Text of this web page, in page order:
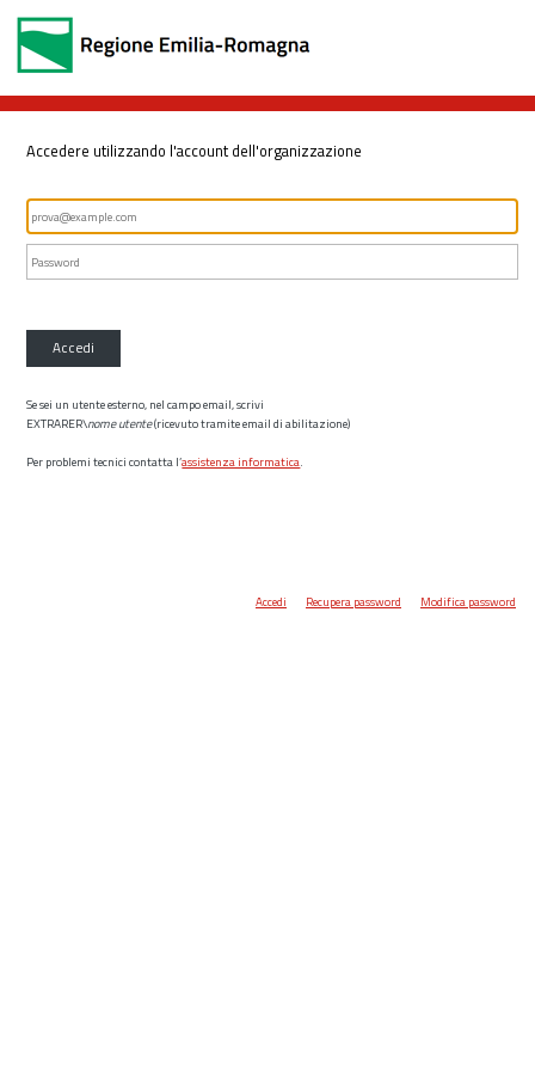
Accedere utilizzando l'account dell'organizzazione
Accedi
Se sei un utente esterno, nel campo email, scrivi
EXTRARER\nome utente(ricevuto tramite email di abilitazione)
Per problemi tecnici contatta l’assistenza informatica.
Accedi Recupera password Modifica password